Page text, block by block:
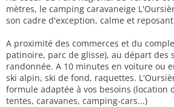
mètres, le camping caravaneige
son cadre d'exception, calme et
A proximité des commerces et du
patinoire, parc de glisse), au départ des
randonnée. A 10 minutes en voiture ou
ski alpin, ski de fond, raquettes.
formule adaptée à vos besoins (location
tentes, caravanes, camping-cars...)